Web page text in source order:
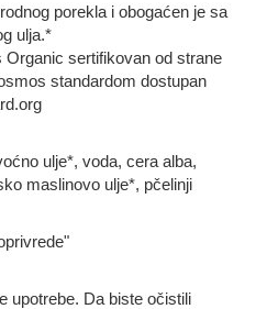
porekla i obogaćen je sa
ulja.*
sertifikovan od strane
standardom dostupan
ulje*, voda, cera alba,
maslinovo ulje*, pčelinji
upotrebe. Da biste očistili